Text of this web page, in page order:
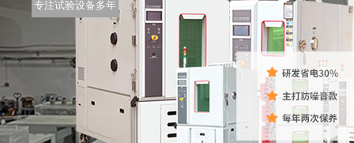
专注试验设备多年